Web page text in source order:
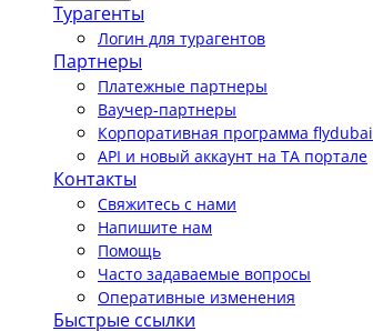
Турагенты
Логин для турагентов
Партнеры
Платежные партнеры
Ваучер-партнеры
Корпоративная программа flydubai
API и новый аккаунт на TA портале
Контакты
Свяжитесь с нами
Напишите нам
Помощь
Часто задаваемые вопросы
Оперативные изменения
Быстрые ссылки